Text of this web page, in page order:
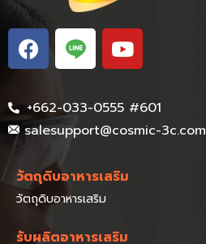
+662-033-0555 #601
salesupport@cosmic-3c.com
วัตถุดิบอาหารเสริม
วัตถุดิบอาหารเสริม
รับผลิตอาหารเสริม